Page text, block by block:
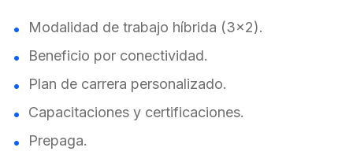
Modalidad de trabajo híbrida (3x2).
Beneficio por conectividad.
Plan de carrera personalizado.
Capacitaciones y certificaciones.
Prepaga.